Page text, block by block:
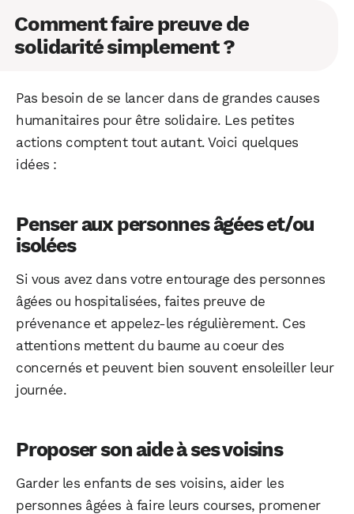
Comment faire preuve de
solidarité simplement ?
Pas besoin de se lancer dans de grandes causes
humanitaires pour être solidaire. Les petites
actions comptent tout autant. Voici quelques
idées :
Penser aux personnes âgées et/ou
isolées
Si vous avez dans votre entourage des personnes
âgées ou hospitalisées, faites preuve de
prévenance et appelez-les régulièrement. Ces
attentions mettent du baume au coeur des
concernés et peuvent bien souvent ensoleiller leur
journée.
Proposer son aide à ses voisins
Garder les enfants de ses voisins, aider les
personnes âgées à faire leurs courses, promener
WhatsApp Telegram Email